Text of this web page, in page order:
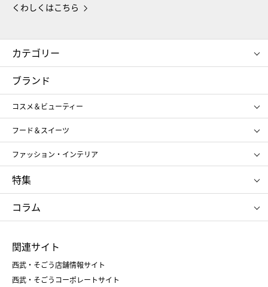
くわしくはこちら
カテゴリー
コスメ＆ビューティー
ギフト
レディース
メンズ
スポーツ・アウトドア
お中元
お歳暮
ブランド
コスメ＆ビューティー
SHISEIDO
ポール&ジョー ボーテ
ジルスチュアート
NARS
RMK
クリニーク
SK-Ⅱ
フード＆スイーツ
アンリ・シャルパンティエ
ゴディバ
新宿高野
たねや
ねんりん家
ファッション・インテリア
ポロ ラルフ ローレン
タケオ キクチ
ママ＆キッズ
シュタイフ
特集
お中元
ひな人形
五月人形
父の日
クリスマスケーキ
コラム
菓子折り
和菓子
人気のギフト
関連サイト
西武・そごう店舗情報サイト
西武・そごうコーポレートサイト